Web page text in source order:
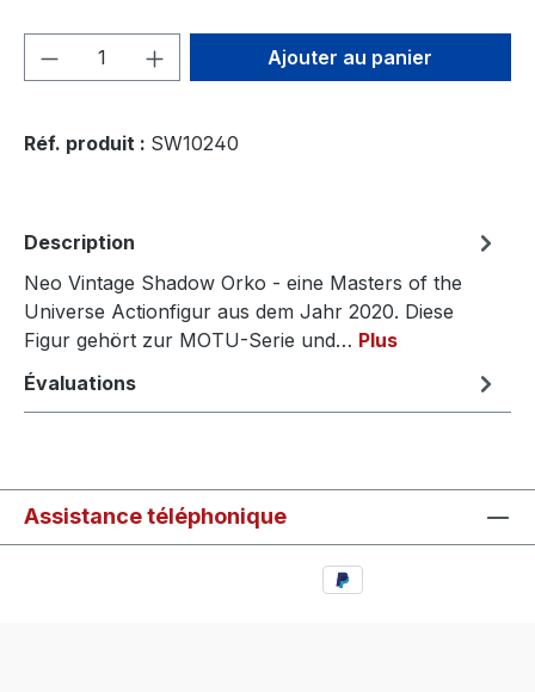
Quantité de produit : Entrez la
Ajouter au panier
Réf. produit : SW10240
Description
Neo Vintage Shadow Orko - eine Masters of the
Universe Actionfigur aus dem Jahr 2020. Diese
Figur gehört zur MOTU-Serie und… Plus
Évaluations
Assistance téléphonique